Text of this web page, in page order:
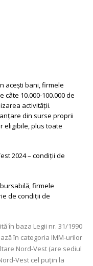
acești bani, firmele
10.000-100.000 de
activității.
din surse proprii
eligibile, plus toate
2024 – condiții de
firmele
de condiții de
în baza Legii nr. 31/1990
în categoria IMM-urilor
Nord-Vest (are sediul
Vest cel puțin la